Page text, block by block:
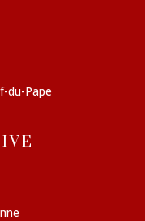
du-Pape